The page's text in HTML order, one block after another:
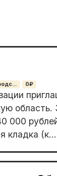
0₽
область.
000
кладка (к...